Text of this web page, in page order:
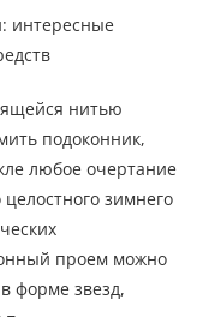
нитью
подоконник,
любое очертание
зимнего
проем можно
форме звезд,